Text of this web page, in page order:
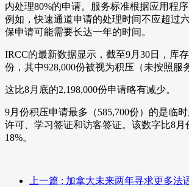
内处理80%的申请。服务标准根据应用程序
例如，快速通道申请的处理时间不应超过
保申请可能需要长达一年的时间。
IRCC的最新数据显示，截至9月30日，库
份，其中928,000份被视为积压（未按照服
这比8月底的2,198,000份申请略有减少。
9月份积压申请最多（585,700份）的是临
许可、学习签证和访客签证。该数字比8月
18%。
上一篇 : 加拿大未来两年寻求更多法